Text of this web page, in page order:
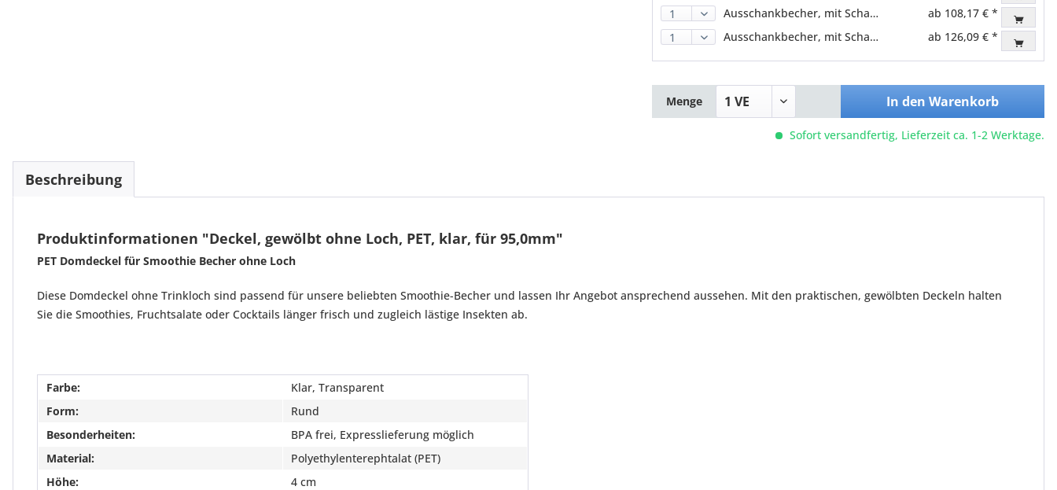
Ausschankbecher, mit Schaumrand, PS, klar, 400ml (1.200 Stk.)
ab 108,17 € *
Ausschankbecher, mit Schaumrand, PS, klar, 500ml (1.040 Stk.)
ab 126,09 € *
Menge In den Warenkorb
Sofort versandfertig, Lieferzeit ca. 1-2 Werktage.
Beschreibung
Produktinformationen "Deckel, gewölbt ohne Loch, PET, klar, für 95,0mm"
PET Domdeckel für Smoothie Becher ohne Loch
Diese Domdeckel ohne Trinkloch sind passend für unsere beliebten Smoothie-Becher und lassen Ihr Angebot ansprechend aussehen. Mit den praktischen, gewölbten Deckeln halten
Sie die Smoothies, Fruchtsalate oder Cocktails länger frisch und zugleich lästige Insekten ab.
Farbe:
Klar, Transparent
Form:
Rund
Besonderheiten:
BPA frei, Expresslieferung möglich
Material:
Polyethylenterephtalat (PET)
Höhe:
4 cm